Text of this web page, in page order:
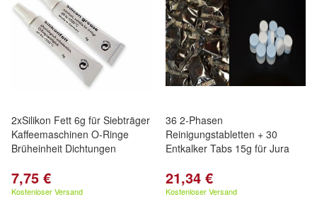
2xSilikon Fett 6g für Siebträger
Kaffeemaschinen O-Ringe
Brüheinheit Dichtungen
7,75 €
Kostenloser Versand
36 2-Phasen
Reinigungstabletten + 30
Entkalker Tabs 15g für Jura
21,34 €
Kostenloser Versand